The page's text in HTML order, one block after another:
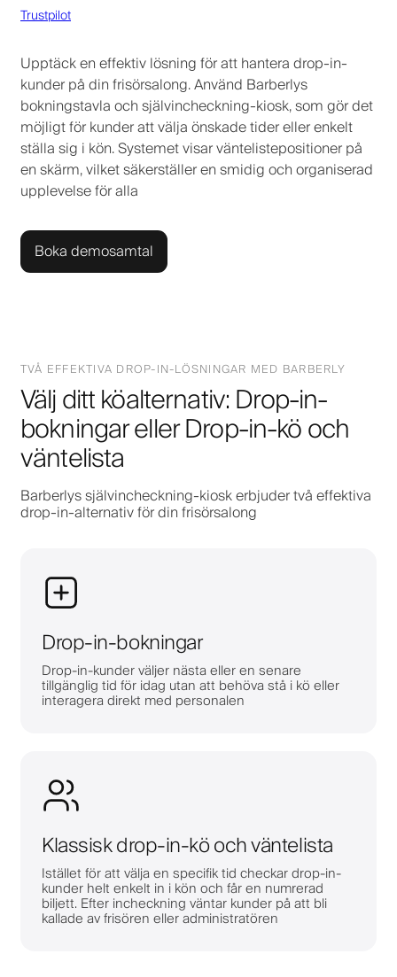
Trustpilot
Upptäck en effektiv lösning för att hantera drop-in-
kunder på din frisörsalong. Använd Barberlys
bokningstavla och självincheckning-kiosk, som gör det
möjligt för kunder att välja önskade tider eller enkelt
ställa sig i kön. Systemet visar väntelistepositioner på
en skärm, vilket säkerställer en smidig och organiserad
upplevelse för alla
Boka demosamtal
TVÅ EFFEKTIVA DROP-IN-LÖSNINGAR MED BARBERLY
Välj ditt köalternativ: Drop-in-
bokningar eller Drop-in-kö och
väntelista
Barberlys självincheckning-kiosk erbjuder två effektiva
drop-in-alternativ för din frisörsalong
Drop-in-bokningar
Drop-in-kunder väljer nästa eller en senare
tillgänglig tid för idag utan att behöva stå i kö eller
interagera direkt med personalen
Klassisk drop-in-kö och väntelista
Istället för att välja en specifik tid checkar drop-in-
kunder helt enkelt in i kön och får en numrerad
biljett. Efter incheckning väntar kunder på att bli
kallade av frisören eller administratören